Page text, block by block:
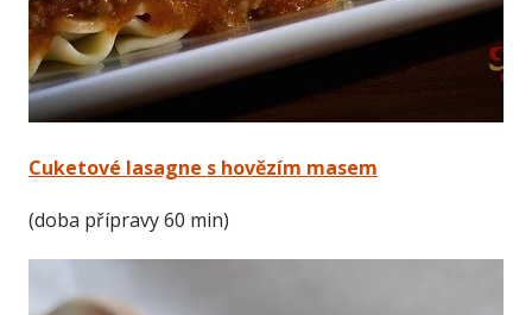
Cuketové lasagne s hovězím masem
(doba přípravy 60 min)